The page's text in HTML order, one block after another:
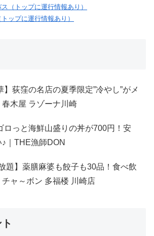
（トップに運行情報あり）
ップに運行情報あり）
】荻窪の名店の夏季限定”冷やし”がメ
木屋 ラゾーナ川崎
ロっと海鮮山盛りの丼が700円！安
｜THE漁師DON
題】薬膳麻婆も餃子も30品！食べ飲
ャ～ボン 多福楼 川崎店